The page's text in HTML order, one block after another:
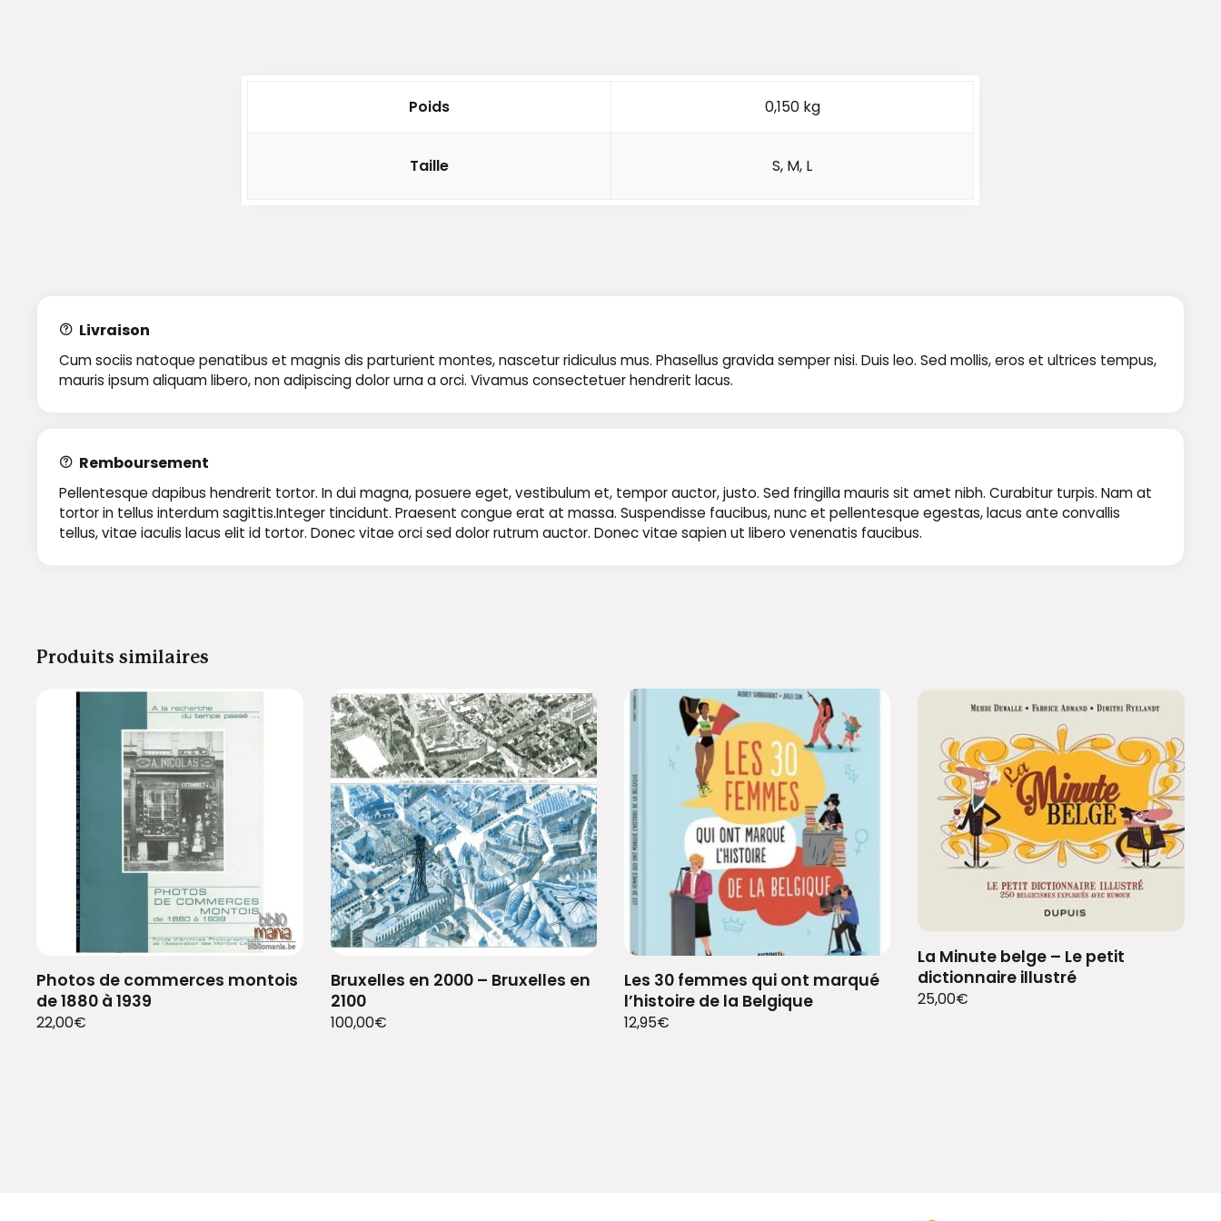
Poids 0,150 kg
Taille S, M, L
Livraison
Cum sociis natoque penatibus et magnis dis parturient montes, nascetur ridiculus mus. Phasellus gravida semper nisi. Duis leo. Sed mollis, eros et ultrices tempus,
mauris ipsum aliquam libero, non adipiscing dolor urna a orci. Vivamus consectetuer hendrerit lacus.
Remboursement
Pellentesque dapibus hendrerit tortor. In dui magna, posuere eget, vestibulum et, tempor auctor, justo. Sed fringilla mauris sit amet nibh. Curabitur turpis. Nam at
tortor in tellus interdum sagittis.Integer tincidunt. Praesent congue erat at massa. Suspendisse faucibus, nunc et pellentesque egestas, lacus ante convallis
tellus, vitae iaculis lacus elit id tortor. Donec vitae orci sed dolor rutrum auctor. Donec vitae sapien ut libero venenatis faucibus.
Produits similaires
Photos de commerces montois
de 1880 à 1939
22,00€
Bruxelles en 2000 – Bruxelles en
2100
100,00€
Les 30 femmes qui ont marqué
l’histoire de la Belgique
12,95€
La Minute belge – Le petit
dictionnaire illustré
25,00€